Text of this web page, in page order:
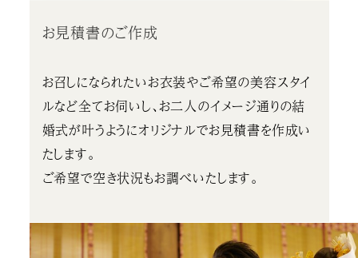
お見積書のご作成
お召しになられたいお衣装やご希望の美容スタイ
ルなど全てお伺いし、お二人のイメージ通りの結
婚式が叶うようにオリジナルでお見積書を作成い
たします。
ご希望で空き状況もお調べいたします。